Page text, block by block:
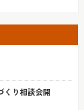
くり相談会開